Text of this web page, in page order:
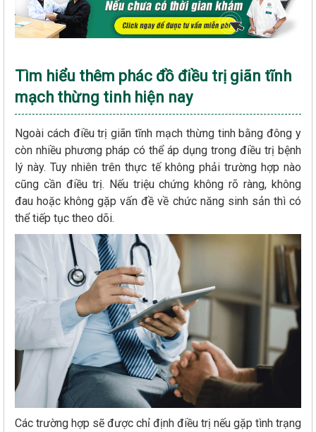
Tìm hiểu thêm phác đồ điều trị giãn tĩnh
mạch thừng tinh hiện nay
Ngoài cách điều trị giãn tĩnh mạch thừng tinh bằng đông y
còn nhiều phương pháp có thể áp dụng trong điều trị bệnh
lý này. Tuy nhiên trên thực tế không phải trường hợp nào
cũng cần điều trị. Nếu triệu chứng không rõ ràng, không
đau hoặc không gặp vấn đề về chức năng sinh sản thì có
thể tiếp tục theo dõi.
Các trường hợp sẽ được chỉ định điều trị nếu gặp tình trạng